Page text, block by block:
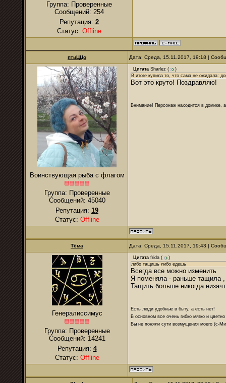
Группа: Проверенные
Сообщений: 254
Репутация: 2
Статус: Offline
птиЦЦо Дата: Среда, 15.11.2017, 19:18 |
Воинствующая рыба с флагом
Группа: Проверенные
Сообщений: 45040
Репутация: 19
Статус: Offline
Цитата Sharlez (
)
В итоге купила то, что сама не ожидала:
Вот это круто! Поздравляю!
Внимание! Персонаж находится в домике,
Тёма Дата: Среда, 15.11.2017, 19:43 |
Генералиссимус
Группа: Проверенные
Сообщений: 14241
Репутация: 4
Статус: Offline
Цитата frida (
)
либо тащишь либо едешь
Всегда все можно изменить
Я поменяла - раньше тащила ,
Тащить больше никогда
Есть люди удобные в быту, а есть нет!
В основном все очень гибко мягко и цветно
Вы не поняли сути возмущения моего (с-